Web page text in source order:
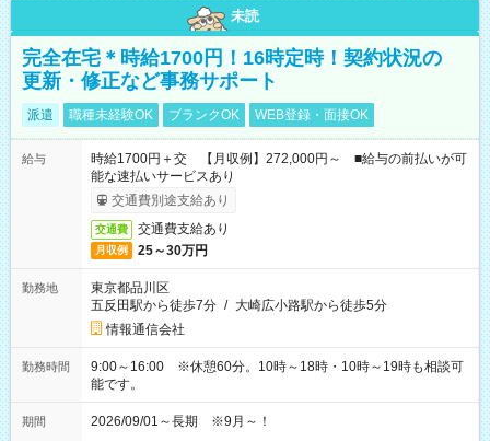
未読
完全在宅＊時給1700円！16時定時！契約状況の
更新・修正など事務サポート
派遣 職種未経験OK ブランクOK WEB登録・面接OK
給与
時給1700円＋交 【月収例】272,000円～ ■給与の前払いが可
能な速払いサービスあり
交通費別途支給あり
交通費 交通費支給あり
月収例 25～30万円
勤務地
東京都品川区
五反田駅から徒歩7分 / 大崎広小路駅から徒歩5分
情報通信会社
勤務時間
9:00～16:00 ※休憩60分。10時～18時・10時～19時も相談可
能です。
期間 2026/09/01～長期 ※9月～！